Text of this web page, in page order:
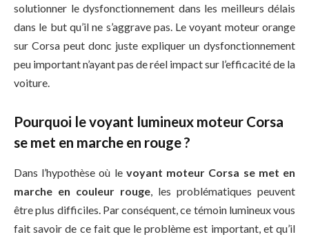
solutionner le dysfonctionnement dans les meilleurs délais
dans le but qu’il ne s’aggrave pas. Le voyant moteur orange
sur Corsa peut donc juste expliquer un dysfonctionnement
peu important n’ayant pas de réel impact sur l’efficacité de la
voiture.
Pourquoi le voyant lumineux moteur Corsa
se met en marche en rouge ?
Dans l’hypothèse où le voyant moteur Corsa se met en
marche en couleur rouge, les problématiques peuvent
être plus difficiles. Par conséquent, ce témoin lumineux vous
fait savoir de ce fait que le problème est important, et qu’il